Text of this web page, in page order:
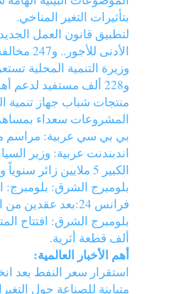
بتأثيرات التغير المناخي.
الأدنى للأجور.. و247 مخالفة لتراخيص عمل الأجانب.
و228 ألف مستفيد لدعم أهداف الاستراتيجية القومية للسكان.
منتجات شباب جهاز تنمية
المشروعات سعداء
بي بي سي عربية: مراسم
اندبندنت عربية: وزير
الكبير 5 ملايين زائر سنوياً ولن نتخلى عن مهمة استرداد آثارنا بالخارج.
بلومبرج الشرق:
فرانس 24:بعد عقدين من التحضيرات... مصر تفتتح المتحف الكبير المخصص للحضارة الفرعونية في احتفال ضخم.
ألف قطعة أثرية.
أهم الأخبار العالمية:
استقرار سعر النفط بعد